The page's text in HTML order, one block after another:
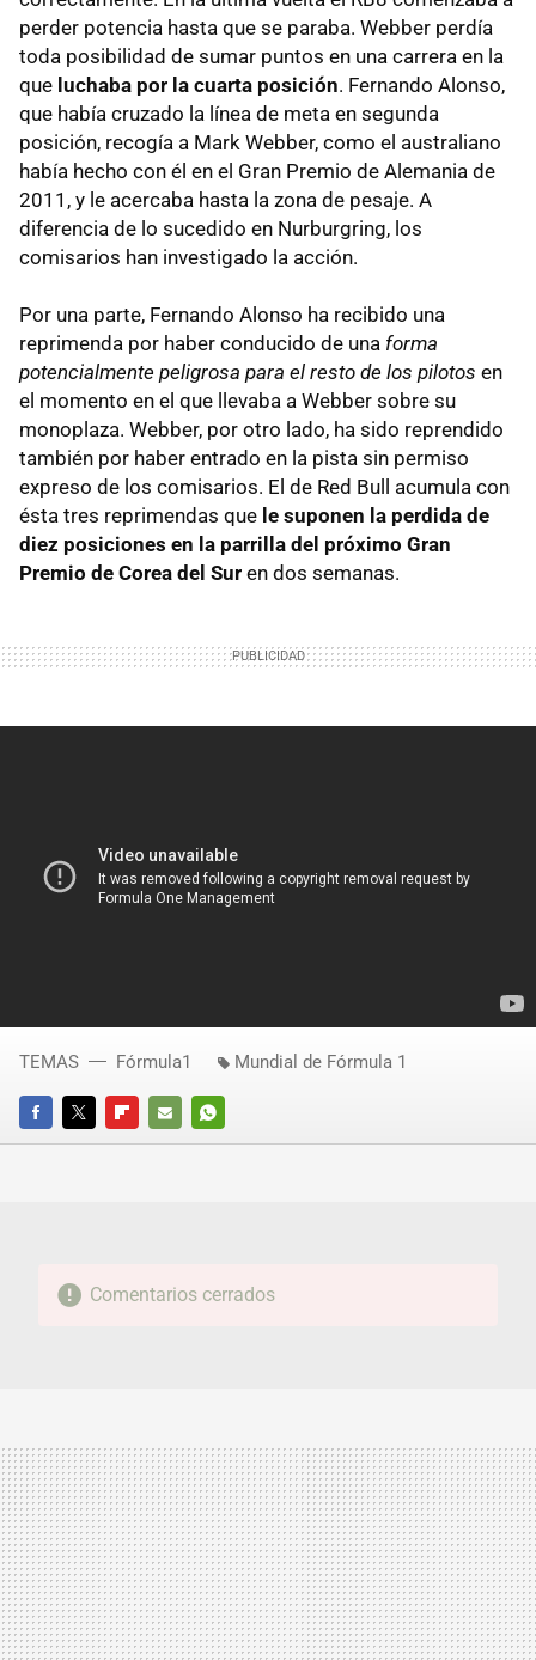
perder potencia hasta que se paraba. Webber perdía
toda posibilidad de sumar puntos en una carrera en la
que luchaba por la cuarta posición. Fernando Alonso,
que había cruzado la línea de meta en segunda
posición, recogía a Mark Webber, como el australiano
había hecho con él en el Gran Premio de Alemania de
2011, y le acercaba hasta la zona de pesaje. A
diferencia de lo sucedido en Nurburgring, los
comisarios han investigado la acción.
Por una parte, Fernando Alonso ha recibido una
reprimenda por haber conducido de una forma
potencialmente peligrosa para el resto de los pilotos en
el momento en el que llevaba a Webber sobre su
monoplaza. Webber, por otro lado, ha sido reprendido
también por haber entrado en la pista sin permiso
expreso de los comisarios. El de Red Bull acumula con
ésta tres reprimendas que le suponen la perdida de
diez posiciones en la parrilla del próximo Gran
Premio de Corea del Sur en dos semanas.
FACEBOOKTWITTERFLIPBOARD
E-
WHATSAPP
TEMAS Fórmula1 Mundial de Fórmula 1
Comentarios cerrados